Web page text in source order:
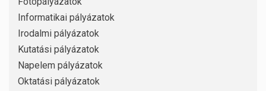
Informatikai pályázatok
Irodalmi pályázatok
Kutatási pályázatok
Napelem pályázatok
Oktatási pályázatok